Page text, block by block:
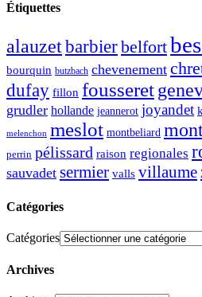
Étiquettes
alauzetbarbierbelfort
bourquin butzbach chevenement
dufay fillon fousseret
grudler hollande jeannerot joyandet
melenchon meslot montbeliard
perrin pélissard raison regionales
sauvadet sermier valls villaume
Catégories
Catégories
Archives